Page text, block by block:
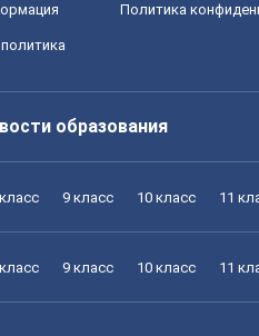
Политика
образования
9 класс 10 класс 11
9 класс 10 класс 11